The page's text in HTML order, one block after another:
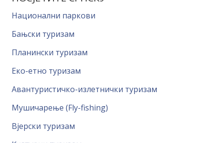
Национални паркови
Бањски туризам
Планински туризам
Еко-етно туризам
Авантуристичко-излетнички туризам
Мушичарење (Fly-fishing)
Вјерски туризам